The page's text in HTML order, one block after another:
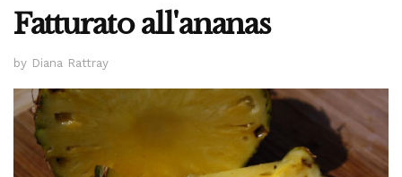
Fatturato all'ananas
by Diana Rattray